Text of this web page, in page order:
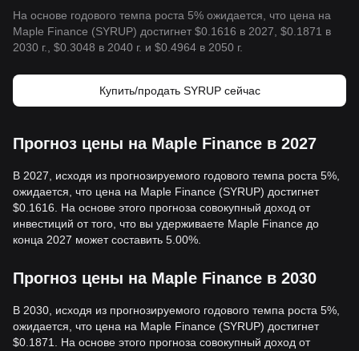
На основе годового темпа роста 5% ожидается, что цена на
Maple Finance (SYRUP) достигнет $0.1616 в 2027, $0.1871 в
2030 г., $0.3048 в 2040 г. и $0.4964 в 2050 г.
Купить/продать SYRUP сейчас
Прогноз цены на Maple Finance в 2027
В 2027, исходя из прогнозируемого годового темпа роста 5%,
ожидается, что цена на Maple Finance (SYRUP) достигнет
$0.1616. На основе этого прогноза совокупный доход от
инвестиций от того, что вы удерживаете Maple Finance до
конца 2027 может составить 5.00%.
Прогноз цены на Maple Finance в 2030
В 2030, исходя из прогнозируемого годового темпа роста 5%,
ожидается, что цена на Maple Finance (SYRUP) достигнет
$0.1871. На основе этого прогноза совокупный доход от